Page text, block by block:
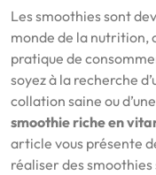
Les smoothies sont
monde de la nutrition,
pratique de
soyez à la recherche
collation saine ou
smoothie riche en
article vous présente
réaliser des